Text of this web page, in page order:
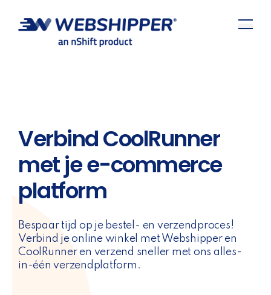
Verbind CoolRunner
met je e-commerce
platform
Bespaar tijd op je bestel- en verzendproces!
Verbind je online winkel met Webshipper en
CoolRunner en verzend sneller met ons alles-
in-één verzendplatform.